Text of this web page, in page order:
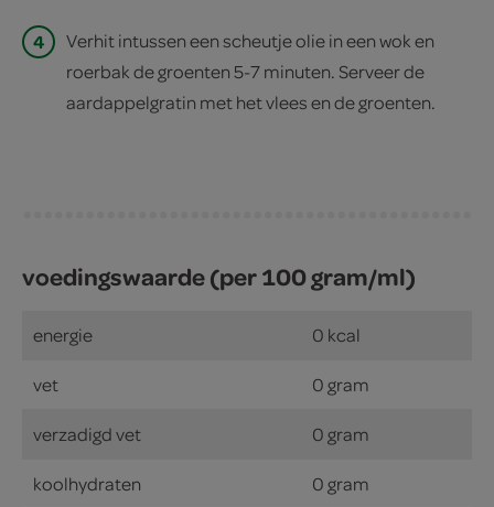
4
Verhit intussen een scheutje olie in een wok en
roerbak de groenten 5-7 minuten. Serveer de
aardappelgratin met het vlees en de groenten.
voedingswaarde (per 100 gram/ml)
energie 0 kcal
vet 0 gram
verzadigd vet 0 gram
koolhydraten 0 gram